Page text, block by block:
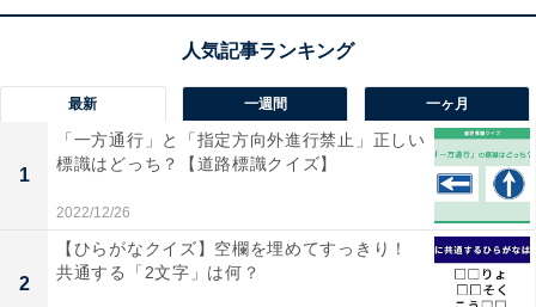
最新 一週間 一ヶ月
1
「一方通行」と「指定方向外進行禁止」正しい
標識はどっち？【道路標識クイズ】
2022/12/26
2
【ひらがなクイズ】空欄を埋めてすっきり！
共通する「2文字」は何？